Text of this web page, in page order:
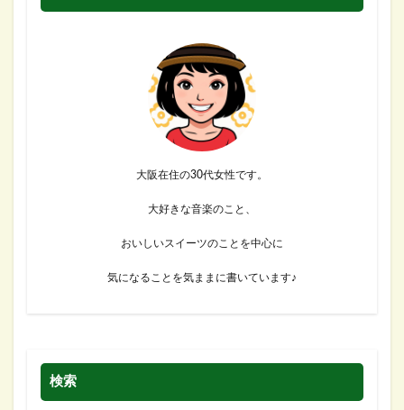
大阪在住の30代女性です。
大好きな音楽のこと、
おいしいスイーツのことを中心に
気になることを気ままに書いています♪
検索